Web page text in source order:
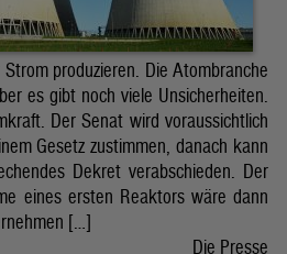
produzieren. Die Atombranche
es gibt noch viele Unsicherheiten.
Der Senat wird voraussichtlich
Gesetz zustimmen, danach kann
Dekret verabschieden. Der
eines ersten Reaktors wäre dann
[…]
Die Presse